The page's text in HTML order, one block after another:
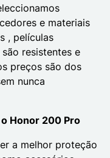
e materiais
, películas
resistentes e
preços são dos
nunca
Honor 200 Pro
a melhor proteção